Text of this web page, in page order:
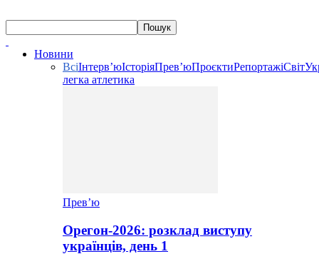
Новини
ВсіІнтерв’юІсторіяПрев’юПроєктиРепортажіСвіт
легка атлетика
Прев’ю
Орегон-2026: розклад виступу
українців, день 1